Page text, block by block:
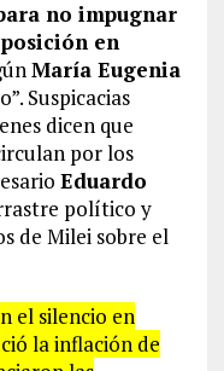
no impugnar
en
María Eugenia
Suspicacias
dicen que
por los
Eduardo
político y
de Milei sobre el
el silencio en
la inflación de